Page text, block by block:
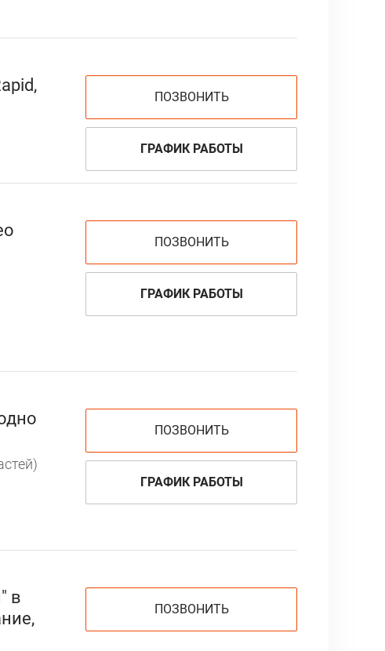
ПОЗВОНИТЬ
ГРАФИК РАБОТЫ
ПОЗВОНИТЬ
ГРАФИК РАБОТЫ
ПОЗВОНИТЬ
ГРАФИК РАБОТЫ
в
ПОЗВОНИТЬ